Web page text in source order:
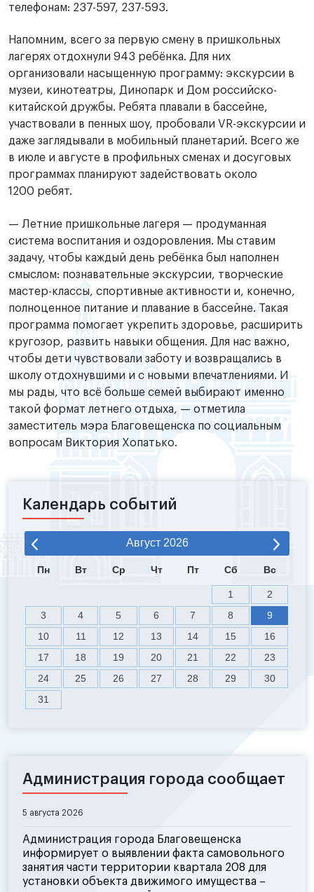
телефонам: 237-597, 237-593.
Напомним, всего за первую смену в пришкольных
лагерях отдохнули 943 ребёнка. Для них
организовали насыщенную программу: экскурсии в
музеи, кинотеатры, Динопарк и Дом российско-
китайской дружбы. Ребята плавали в бассейне,
участвовали в пенных шоу, пробовали VR-экскурсии и
даже заглядывали в мобильный планетарий. Всего же
в июле и августе в профильных сменах и досуговых
программах планируют задействовать около
1200 ребят.
— Летние пришкольные лагеря — продуманная
система воспитания и оздоровления. Мы ставим
задачу, чтобы каждый день ребёнка был наполнен
смыслом: познавательные экскурсии, творческие
мастер-классы, спортивные активности и, конечно,
полноценное питание и плавание в бассейне. Такая
программа помогает укрепить здоровье, расширить
кругозор, развить навыки общения. Для нас важно,
чтобы дети чувствовали заботу и возвращались в
школу отдохнувшими и с новыми впечатлениями. И
мы рады, что всё больше семей выбирают именно
такой формат летнего отдыха, — отметила
заместитель мэра Благовещенска по социальным
вопросам Виктория Хопатько.
Календарь событий
Август 2026
Пн Вт Ср Чт Пт Сб Вс
1
2
3
4 5 6 7 8
9
10
11 12 13 14 15
16
17
18 19 20 21 22
23
24
25 26 27 28 29
30
31
Администрация города сообщает
5 августа 2026
Администрация города Благовещенска
информирует о выявлении факта самовольного
занятия части территории квартала 208 для
установки объекта движимого имущества –